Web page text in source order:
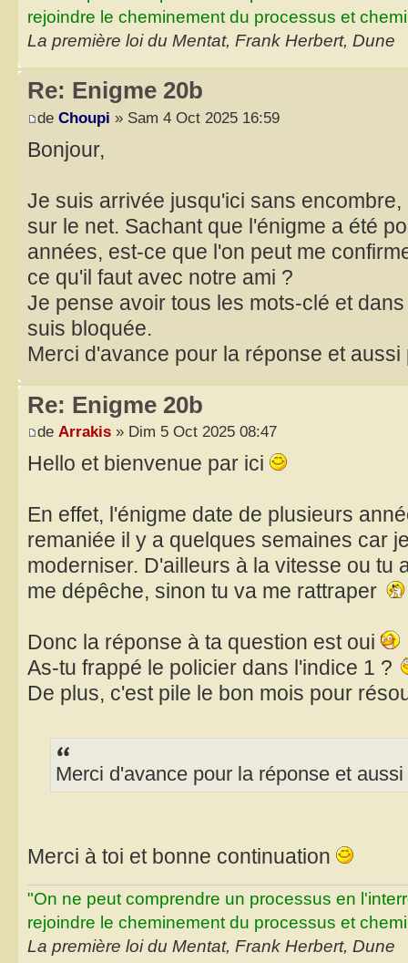
rejoindre le cheminement du processus et
La première loi du Mentat, Frank Herbert, Dune
Re: Enigme 20b
de Choupi » Sam 4 Oct 2025 16:59
Bonjour,
Je suis arrivée jusqu'ici sans
sur le net. Sachant que l'énigme a été
années, est-ce que l'on peut me
ce qu'il faut avec notre ami ?
Je pense avoir tous les mots-clé et
suis bloquée.
Merci d'avance pour la réponse et
Re: Enigme 20b
de Arrakis » Dim 5 Oct 2025 08:47
Hello et bienvenue par ici
En effet, l'énigme date de plusieurs
remaniée il y a quelques semaines car
moderniser. D'ailleurs à la vitesse ou tu
me dépêche, sinon tu va me rattraper
Donc la réponse à ta question est oui
As-tu frappé le policier dans l'indice 1 ?
De plus, c'est pile le bon mois pour
Merci d'avance pour la réponse et
Merci à toi et bonne continuation
"On ne peut comprendre un processus en
rejoindre le cheminement du processus et
La première loi du Mentat, Frank Herbert, Dune